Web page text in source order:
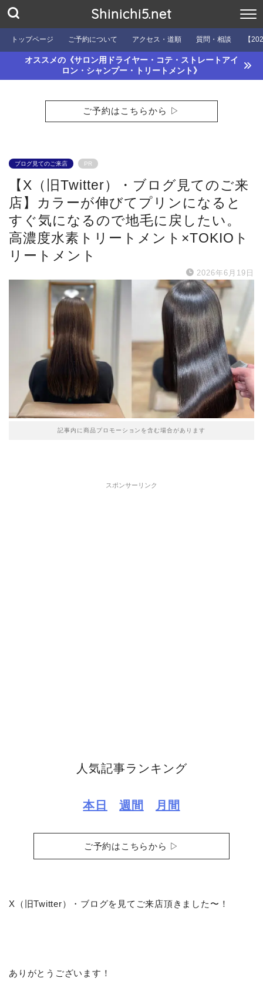
Shinichi5.net
トップページ ご予約について アクセス・道順 質問・相談 【
オススメの《サロン用ドライヤー・コテ・ストレートアイ
ロン・シャンプー・トリートメント》
ご予約はこちらから ▷
ブログ見てのご来店 PR
【X（旧Twitter）・ブログ見てのご来
店】カラーが伸びてプリンになると
すぐ気になるので地毛に戻したい。
高濃度水素トリートメント×TOKIOト
リートメント
2026年6月19日
記事内に商品プロモーションを含む場合があります
スポンサーリンク
人気記事ランキング
本日 週間 月間
ご予約はこちらから ▷
X（旧Twitter）・ブログを見てご来店頂きました〜！
ありがとうございます！